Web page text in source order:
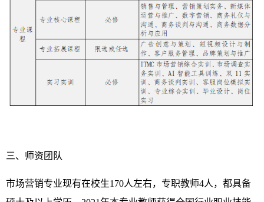
三、师资团队
市场营销专业现有在校生170人左右，专职教师4人，都具备